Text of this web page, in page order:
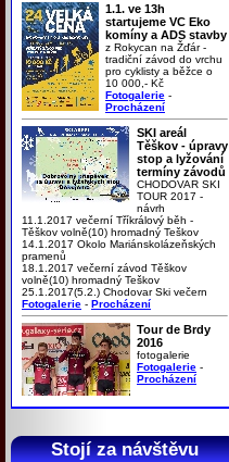
1.1. ve 13h
startujeme VC Eko
komíny a ADS stavby
z Rokycan na Žďár -
tradiční závod do vrchu
pro cyklisty a běžce o
10 000,- Kč
Fotogalerie -
Procházení
SKI areál
Těškov - úpravy
stop a lyžování
termíny závodů
CHODOVAR SKI
TOUR 2017 -
návrh
11.1.2017 večerní Tříkrálový běh -
Těškov volně(10) hromadný Teškov
14.1.2017 Okolo Mariánskolázeňských
pramenů
18.1.2017 večerní závod Těškov
volně(10) hromadný Teškov
25.1.2017(5.2.) Chodovar Ski večern
Fotogalerie - Procházení
Tour de Brdy
2016
fotogalerie
Fotogalerie -
Procházení
Stojí za návštěvu